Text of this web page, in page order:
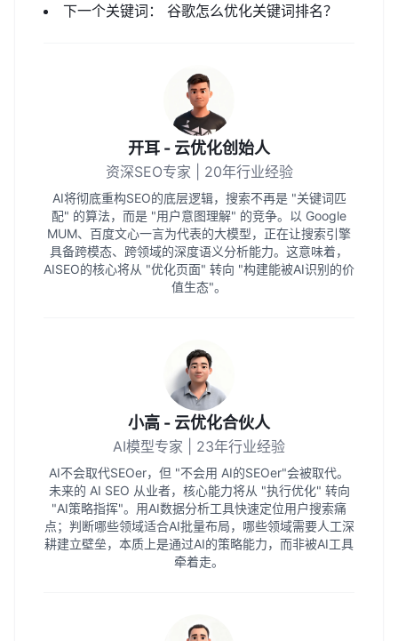
下一个关键词： 谷歌怎么优化关键词排名？
开耳 - 云优化创始人
资深SEO专家 | 20年行业经验
AI将彻底重构SEO的底层逻辑，搜索不再是 "关键词匹
配" 的算法，而是 "用户意图理解" 的竞争。以 Google
MUM、百度文心一言为代表的大模型，正在让搜索引擎
具备跨模态、跨领域的深度语义分析能力。这意味着，
AISEO的核心将从 "优化页面" 转向 "构建能被AI识别的价
值生态"。
小高 - 云优化合伙人
AI模型专家 | 23年行业经验
AI不会取代SEOer，但 "不会用 AI的SEOer"会被取代。
未来的 AI SEO 从业者，核心能力将从 "执行优化" 转向
"AI策略指挥"。用AI数据分析工具快速定位用户搜索痛
点；判断哪些领域适合AI批量布局，哪些领域需要人工深
耕建立壁垒，本质上是通过AI的策略能力，而非被AI工具
牵着走。